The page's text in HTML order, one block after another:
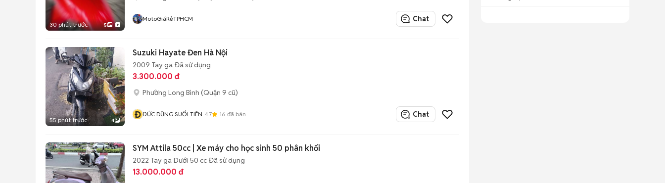
30 phút trước 5
MotoGiáRẻTPHCM Chat
55 phút trước 4
Suzuki Hayate Đen Hà Nội
2009 Tay ga Đã sử dụng
3.300.000 đ
Phường Long Bình (Quận 9 cũ)
Đ ĐỨC DŨNG SUỐI TIÊN 4.7 16 đã bán Chat
SYM Attila 50cc | Xe máy cho học sinh 50 phân khối
2022 Tay ga Dưới 50 cc Đã sử dụng
13.000.000 đ